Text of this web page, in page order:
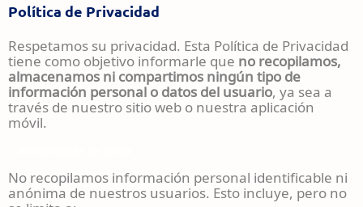
Política de Privacidad
Respetamos su privacidad. Esta Política de Privacidad
tiene como objetivo informarle que no recopilamos,
almacenamos ni compartimos ningún tipo de
información personal o datos del usuario, ya sea a
través de nuestro sitio web o nuestra aplicación
móvil.
No recopilamos información personal identificable ni
anónima de nuestros usuarios. Esto incluye, pero no